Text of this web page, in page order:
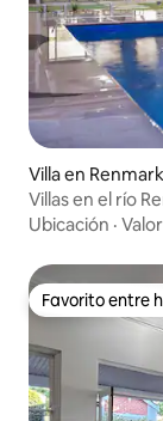
Villa en Renmark
Villas en el río
Ubicación · Valor
Favorito entre
Favorito entre